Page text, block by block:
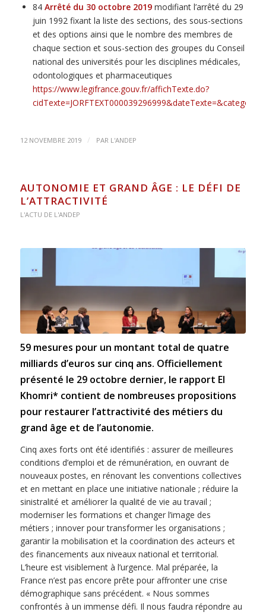
84 Arrêté du 30 octobre 2019modifiant l’arrêté du 29
juin 1992 fixant la liste des sections, des sous-sections
et des options ainsi que le nombre des membres de
chaque section et sous-section des groupes du Conseil
national des universités pour les disciplines médicales,
odontologiques et pharmaceutiques
https://www.legifrance.gouv.fr/affichTexte.do?
12 NOVEMBRE 2019 / PAR L'ANDEP
AUTONOMIE ET GRAND ÂGE : LE DÉFI DE
L’ATTRACTIVITÉ
L'ACTU DE L'ANDEP
59 mesures pour un montant total de quatre
milliards d’euros sur cinq ans. Officiellement
présenté le 29 octobre dernier, le rapport El
Khomri* contient de nombreuses propositions
pour restaurer l’attractivité des métiers du
grand âge et de l’autonomie.
Cinq axes forts ont été identifiés : assurer de meilleures
conditions d’emploi et de rémunération, en ouvrant de
nouveaux postes, en rénovant les conventions collectives
et en mettant en place une initiative nationale ; réduire la
sinistralité et améliorer la qualité de vie au travail ;
moderniser les formations et changer l’image des
métiers ; innover pour transformer les organisations ;
garantir la mobilisation et la coordination des acteurs et
des financements aux niveaux national et territorial.
L’heure est visiblement à l’urgence. Mal préparée, la
France n’est pas encore prête pour affronter une crise
démographique sans précédent. « Nous sommes
confrontés à un immense défi. Il nous faudra répondre au